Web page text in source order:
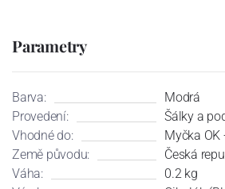
Parametry
Barva:
Modrá
Provedení:
Šálky a
Vhodné do:
Myčka OK
Země původu:
Česká
Váha:
0.2 kg